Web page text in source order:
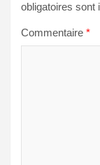
obligatoires sont
Commentaire *